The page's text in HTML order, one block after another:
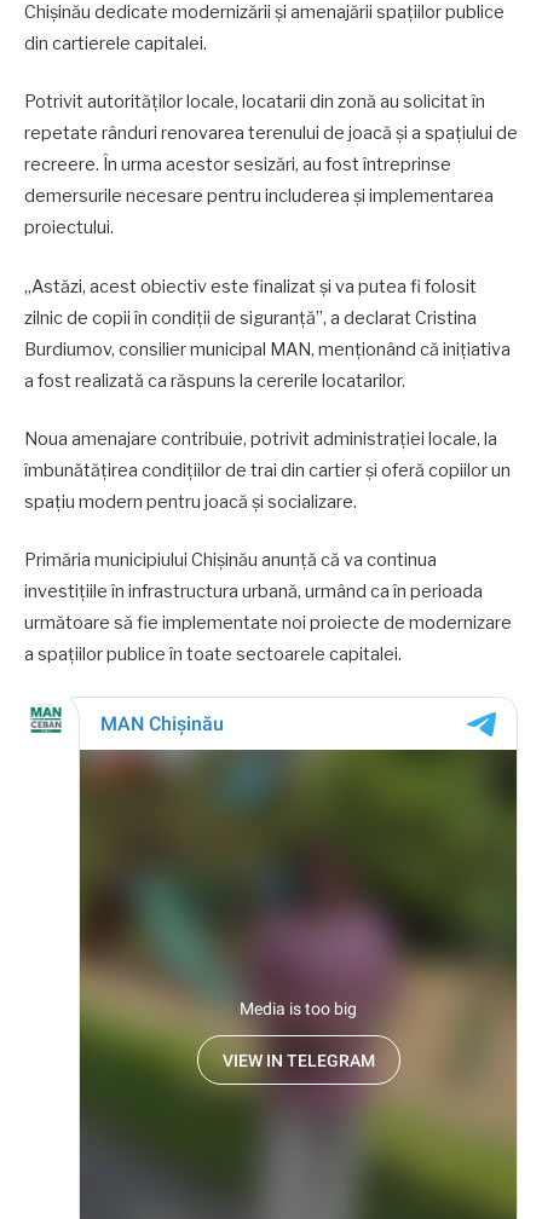
Chișinău dedicate modernizării și amenajării spațiilor publice
din cartierele capitalei.
Potrivit autorităților locale, locatarii din zonă au solicitat în
repetate rânduri renovarea terenului de joacă și a spațiului de
recreere. În urma acestor sesizări, au fost întreprinse
demersurile necesare pentru includerea și implementarea
proiectului.
„Astăzi, acest obiectiv este finalizat și va putea fi folosit
zilnic de copii în condiții de siguranță”, a declarat Cristina
Burdiumov, consilier municipal MAN, menționând că inițiativa
a fost realizată ca răspuns la cererile locatarilor.
Noua amenajare contribuie, potrivit administrației locale, la
îmbunătățirea condițiilor de trai din cartier și oferă copiilor un
spațiu modern pentru joacă și socializare.
Primăria municipiului Chișinău anunță că va continua
investițiile în infrastructura urbană, urmând ca în perioada
următoare să fie implementate noi proiecte de modernizare
a spațiilor publice în toate sectoarele capitalei.